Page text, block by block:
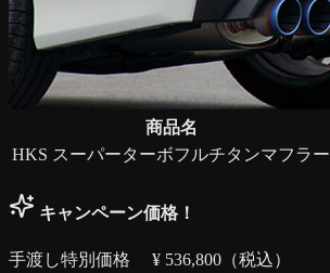
商品名
HKS スーパーターボフルチタンマフラー
キャンペーン価格！
手渡し特別価格 ¥ 536,800 （税込）